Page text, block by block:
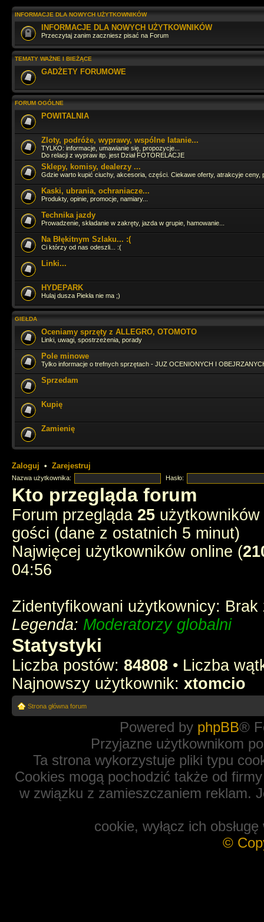
na na na na
Jaki tu spokój
wow... przegapiłem.. cos tu sie działo
Szybko leci. Dobrze, że zglądasz raz w roku
Cześć Panowie jak tam życie ? Ostatnia moja wizyta tu to 16.06.2024
Pojeździłbym już GruSXR
jakoś pitbike jest fajny, ale duże moto i
adrenalinki
hahah
Straszny ruch się tutaj zrobił
Zagląda, zagląda
Ja fejsbóczka nie mam wiec tutaj zagladam bo i tak odpalaja mi sie 3
dzieje
ło panie Tasior sie pojawił
ale miło tu czasem zajrzeć i poczytać stare dzieje
instagramy
3 ostatnich muszkieterów?
jednak ktoś tu zagląda
INFORMACJE DLA NOWYCH UŻYTKOWNIKÓW
INFORMACJE DLA NOWYCH UŻYTKOWNIKÓW
Przeczytaj zanim zaczniesz pisać na Forum
TEMATY WAŻNE I BIEŻĄCE
GADŻETY FORUMOWE
FORUM OGÓLNE
POWITALNIA
Zloty, podróże, wyprawy, wspólne latanie...
TYLKO: informacje, umawianie się, propozycje...
Do relacji z wypraw itp. jest Dział FOTORELACJE
Sklepy, komisy, dealerzy ...
Gdzie warto kupić ciuchy, akcesoria, części. Ciekawe oferty, atrakcyje ceny,
Kaski, ubrania, ochraniacze...
Produkty, opinie, promocje, namiary...
Technika jazdy
Prowadzenie, składanie w zakręty, jazda w grupie, hamowanie...
Na Błękitnym Szlaku... :(
Ci którzy od nas odeszli... :(
Linki...
HYDEPARK
Hulaj dusza Piekła nie ma ;)
GIEŁDA
Oceniamy sprzęty z ALLEGRO, OTOMOTO
Linki, uwagi, spostrzeżenia, porady
Pole minowe
Tylko informacje o trefnych sprzętach - JUZ OCENIONYCH I
Sprzedam
Kupię
Zamienię
Zaloguj • Zarejestruj
Nazwa użytkownika: Hasło:
Kto przegląda forum
Forum przegląda 25
gości (dane z ostatnich 5 minut)
Najwięcej użytkowników online (
04:56
Zidentyfikowani użytkownicy:
Legenda: Moderatorzy globalni
Statystyki
Liczba postów: 84808 • Liczba
Najnowszy użytkownik: xtomcio
Strona główna forum
Powered by phpBB®
Przyjazne użytkownikom
Ta strona wykorzystuje pliki typu
Cookies mogą pochodzić także od
w związku z zamieszczaniem reklam.
cookie, wyłącz ich
©